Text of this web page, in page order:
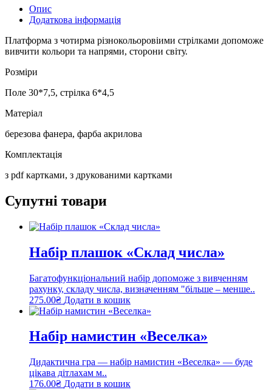
Опис
Додаткова інформація
Платформа з чотирма різнокольоровіими стрілками допоможе
вивчити кольори та напрями, сторони світу.
Розміри
Поле 30*7,5, стрілка 6*4,5
Матеріал
березова фанера, фарба акрилова
Комплектація
з pdf картками, з друкованими картками
Супутні товари
Набір плашок «Склад числа»
Багатофункціональний набір допоможе з вивченням
рахунку, складу числа, визначенням "більше – менше..
275.00₴ Додати в кошик
Набір намистин «Веселка»
Дидактична гра — набір намистин «Веселка» — буде
цікава дітлахам м..
176.00₴ Додати в кошик